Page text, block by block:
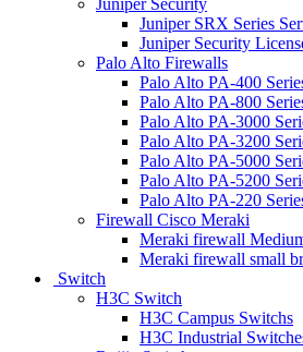
Juniper SRX Series
Juniper Security
Palo Alto Firewalls
Palo Alto PA-400
Palo Alto PA-800
Palo Alto PA-3000
Palo Alto PA-3200
Palo Alto PA-5000
Palo Alto PA-5200
Palo Alto PA-220
Firewall Cisco Meraki
Meraki firewall
Meraki firewall small
Switch
H3C Switch
H3C Campus Switchs
H3C Industrial